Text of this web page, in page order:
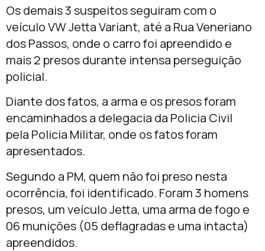
Os demais 3 suspeitos seguiram com o
veículo VW Jetta Variant, até a Rua Veneriano
dos Passos, onde o carro foi apreendido e
mais 2 presos durante intensa perseguição
policial.
Diante dos fatos, a arma e os presos foram
encaminhados a delegacia da Policia Civil
pela Policia Militar, onde os fatos foram
apresentados.
Segundo a PM, quem não foi preso nesta
ocorrência, foi identificado. Foram 3 homens
presos, um veículo Jetta, uma arma de fogo e
06 munições (05 deflagradas e uma intacta)
apreendidos.